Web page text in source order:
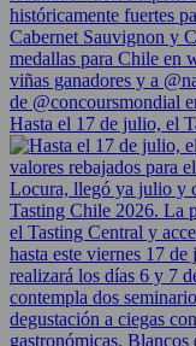
Hasta el 17 de julio, el